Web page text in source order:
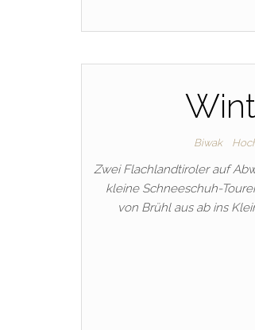
Biwak
Zwei Flachlandtiroler auf
kleine Schneeschuh-
von Brühl aus ab ins